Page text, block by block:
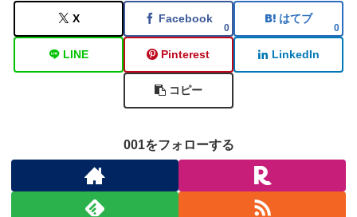
X Facebook
0
はてブ
0
LINE Pinterest LinkedIn
コピー
001をフォローする